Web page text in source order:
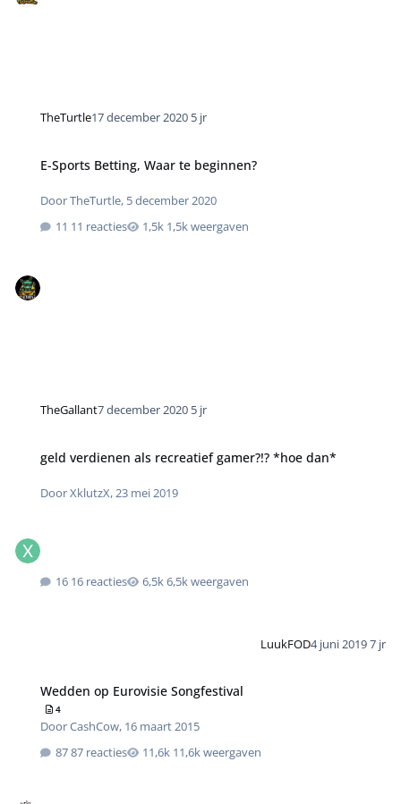
TheTurtle17 december 2020 5 jr
E-Sports Betting, Waar te beginnen?
DoorTheTurtle, 5 december 2020
11 reacties
1,5k weergaven
TheGallant7 december 2020 5 jr
geld verdienen als recreatief gamer?!? *hoe dan*
DoorXklutzX,23 mei 2019
16 reacties 6,5k weergaven
LuukFOD4 juni 20197 jr
Wedden op Eurovisie Songfestival
4
DoorCashCow, 16 maart 2015
87 reacties
11,6k weergaven